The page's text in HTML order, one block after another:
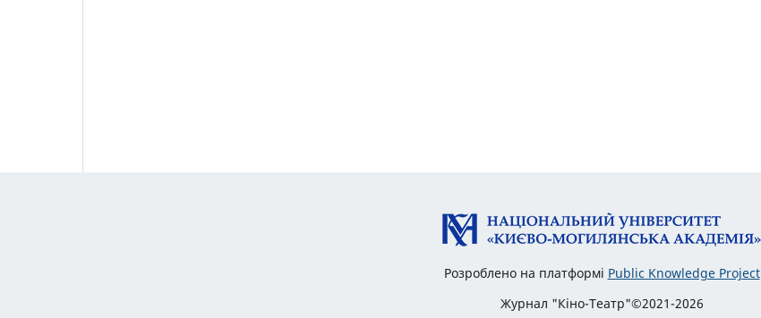
Розроблено на платформі Public Knowledge Project
Журнал "Кіно-Театр"©2021-2026